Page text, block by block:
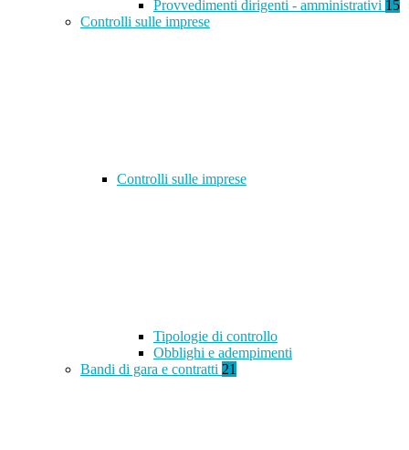
Provvedimenti dirigenti - amministrativi 15
Controlli sulle imprese
Controlli sulle imprese
Tipologie di controllo
Obblighi e adempimenti
Bandi di gara e contratti 21